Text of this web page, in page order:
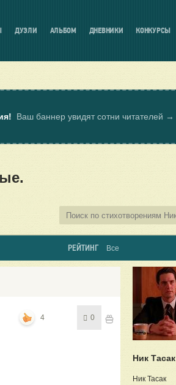
ДУЭЛИ АЛЬБОМ ДНЕВНИКИ КОНКУРСЫ
Ваш баннер увидят сотни читателей →
РЕЙТИНГ Все
4 0
Ник Тасак
Ник Тасак